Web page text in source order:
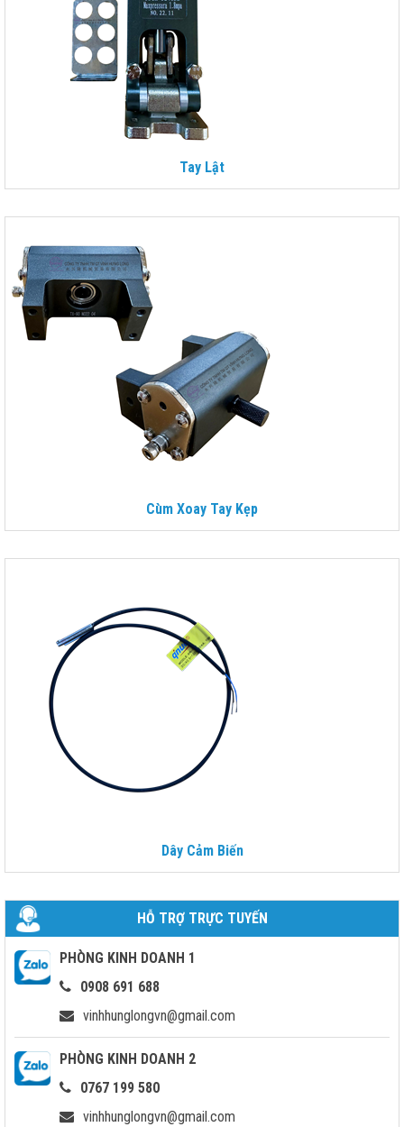
Tay Lật
Cùm Xoay Tay Kẹp
Dây Cảm Biến
HỖ TRỢ TRỰC TUYẾN
PHÒNG KINH DOANH 1
0908 691 688
vinhhunglongvn@gmail.com
PHÒNG KINH DOANH 2
0767 199 580
vinhhunglongvn@gmail.com